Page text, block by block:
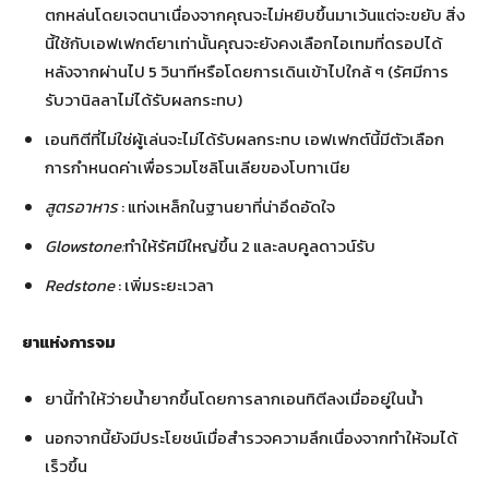
ตกหล่นโดยเจตนาเนื่องจากคุณจะไม่หยิบขึ้นมาเว้นแต่จะขยับ สิ่ง
นี้ใช้กับเอฟเฟกต์ยาเท่านั้นคุณจะยังคงเลือกไอเทมที่ดรอปได้
หลังจากผ่านไป 5 วินาทีหรือโดยการเดินเข้าไปใกล้ ๆ (รัศมีการ
รับวานิลลาไม่ได้รับผลกระทบ)
เอนทิตีที่ไม่ใช่ผู้เล่นจะไม่ได้รับผลกระทบ เอฟเฟกต์นี้มีตัวเลือก
การกำหนดค่าเพื่อรวมโซลิโนเลียของโบทาเนีย
สูตรอาหาร: แท่งเหล็กในฐานยาที่น่าอึดอัดใจ
Glowstone:ทำให้รัศมีใหญ่ขึ้น 2 และลบคูลดาวน์รับ
Redstone: เพิ่มระยะเวลา
ยาแห่งการจม
ยานี้ทำให้ว่ายน้ำยากขึ้นโดยการลากเอนทิตีลงเมื่ออยู่ในน้ำ
นอกจากนี้ยังมีประโยชน์เมื่อสำรวจความลึกเนื่องจากทำให้จมได้
เร็วขึ้น